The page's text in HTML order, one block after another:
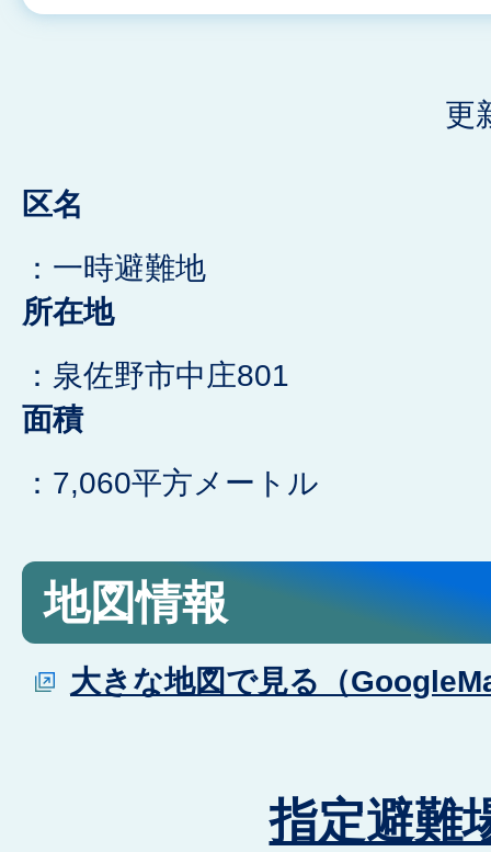
更
区名
：一時避難地
所在地
：泉佐野市中庄801
面積
：7,060平方メートル
地図情報
大きな地図で見る（
指定避難